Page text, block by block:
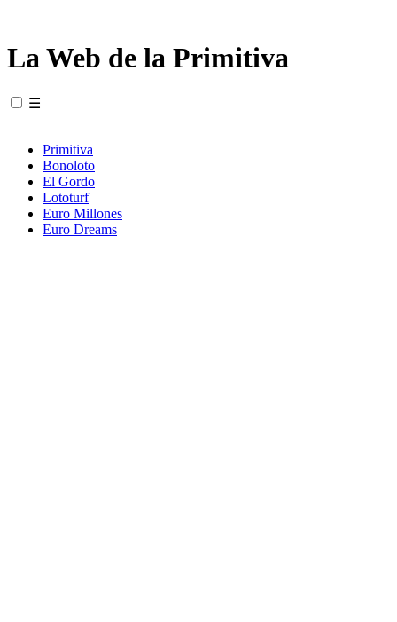
La Web de la Primitiva
☰
Primitiva
Bonoloto
El Gordo
Lototurf
Euro Millones
Euro Dreams